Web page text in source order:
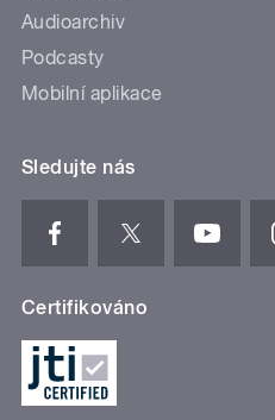
Audioarchiv
Podcasty
Mobilní aplikace
Sledujte nás
Certifikováno